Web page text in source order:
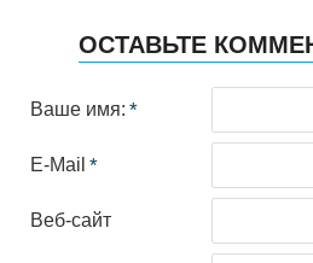
ОСТАВЬТЕ
Ваше имя:
E-Mail
Веб-сайт